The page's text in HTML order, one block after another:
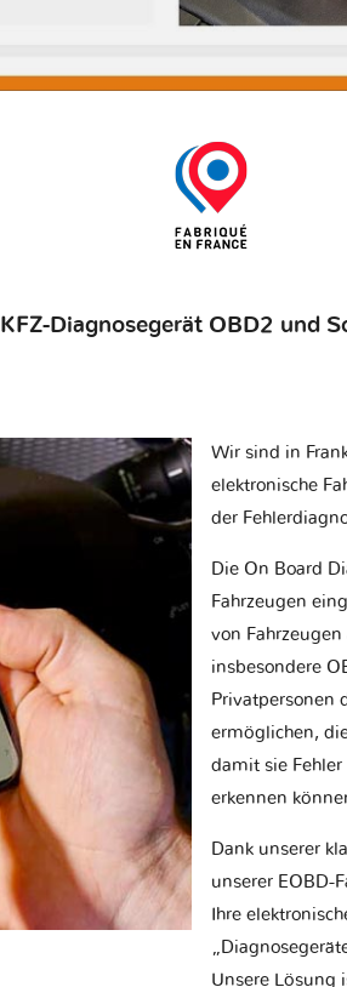
KFZ-Diagnosegerät OBD2 und
Wir sind in
elektronische
der
Die On Board
Fahrzeugen
von
insbesondere
Privatpersonen
ermöglichen,
damit sie
erkennen
Dank unserer
unserer EOBD-
Ihre
Unsere Lösung